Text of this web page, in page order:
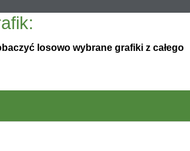
losowo wybrane grafiki z całego